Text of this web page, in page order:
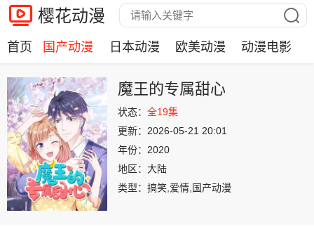
樱花动漫
首页 国产动漫 日本动漫 欧美动漫 动漫电影
魔王的专属甜心
状态： 全19集
更新： 2026-05-21 20:01
年份： 2020
地区： 大陆
类型： 搞笑,爱情,国产动漫